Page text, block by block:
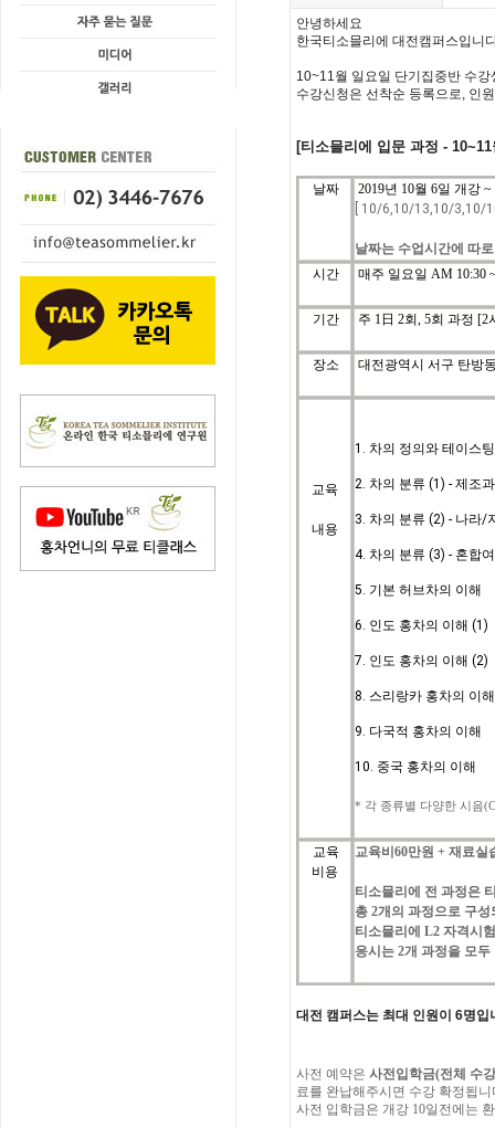
안녕하세요
한국티소믈리에 대전캠퍼스입니
10~11월 일요일 단기집중반 수강
수강신청은 선착순 등록으로, 인원
[티소믈리에 입문 과정 - 10~11
날짜
2019년 10월 6일 개강
[ 10/6,10/13,10/3,10/
날짜는 수업시간에 따
시간
매주 일요일 AM 10:30
기간 주 1日 2회, 5회 과정 [2
장소 대전광역시 서구 탄방
교육
내용
1. 차의 정의와 테이스
2. 차의 분류 (1) - 제조
3. 차의 분류 (2) - 나라/
4. 차의 분류 (3) - 혼합
5. 기본 허브차의 이해
6. 인도 홍차의 이해 (1)
7. 인도 홍차의 이해 (2)
8. 스리랑카 홍차의 이해
9. 다국적 홍차의 이해
10. 중국 홍차의 이해
* 각 종류별 다양한 시음
교육
비용
교육비60만원 +재료실
티소믈리에 전 과정은
총 2개의 과정으로 구성
티소믈리에 L2 자격시
응시는 2개 과정을 모두
대전 캠퍼스는 최대 인원이 6명
사전 예약은 사전입학금(전체 수
료를 완납해주시면 수강 확정됩니
사전 입학금은 개강 10일전에는